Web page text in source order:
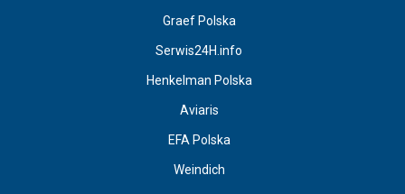
Graef Polska
Serwis24H.info
Henkelman Polska
Aviaris
EFA Polska
Weindich